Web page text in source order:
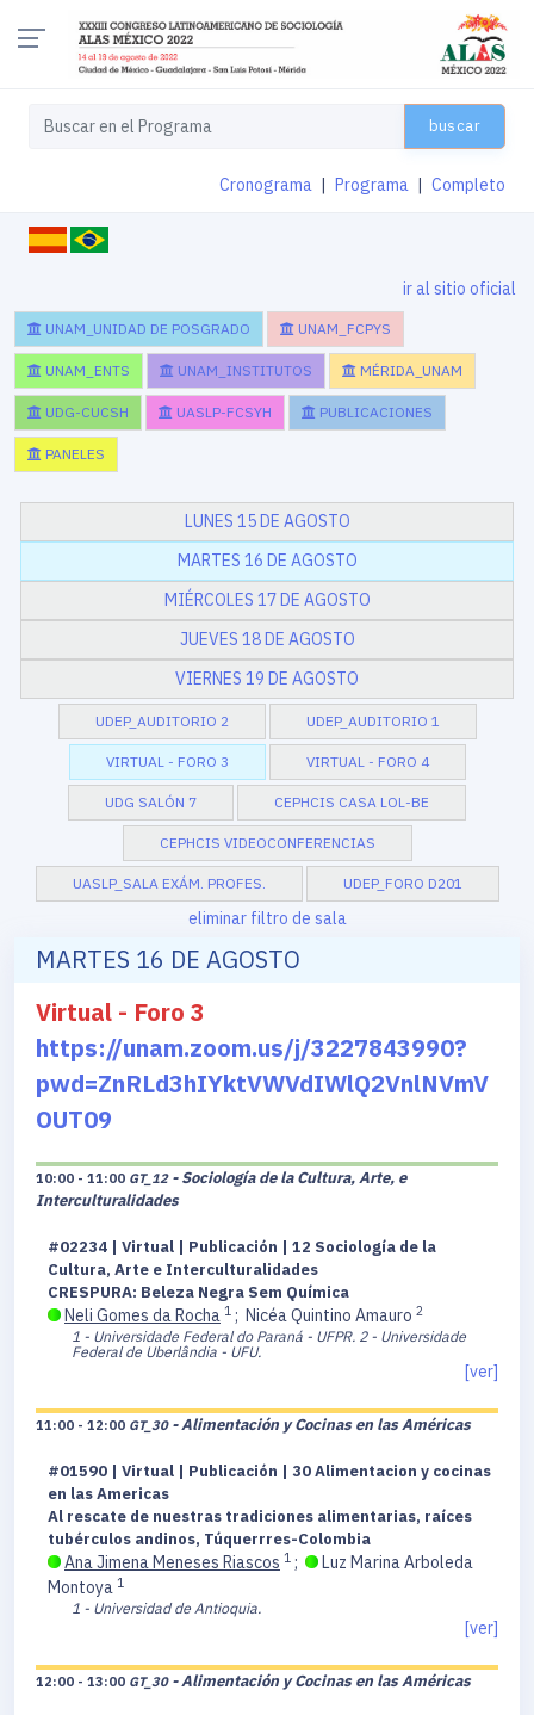
buscar
Cronograma Programa Completo
ir al sitio oficial
UNAM_UNIDAD DE POSGRADO UNAM_FCPYS
UNAM_ENTS UNAM_INSTITUTOS MÉRIDA_UNAM
UDG-CUCSH UASLP-FCSYH PUBLICACIONES
PANELES
LUNES 15 DE AGOSTO
MARTES 16 DE AGOSTO
MIÉRCOLES 17 DE AGOSTO
JUEVES 18 DE AGOSTO
VIERNES 19 DE AGOSTO
UDEP_AUDITORIO 2 UDEP_AUDITORIO 1
VIRTUAL - FORO 3 VIRTUAL - FORO 4
UDG SALÓN 7 CEPHCIS CASA LOL-BE
CEPHCIS VIDEOCONFERENCIAS
UASLP_SALA EXÁM. PROFES. UDEP_FORO D201
eliminar filtro de sala
MARTES 16 DE AGOSTO
Virtual - Foro 3
https://unam.zoom.us/j/3227843990?
pwd=ZnRLd3hIYktVWVdIWlQ2VnlNVmV
OUT09
10:00 - 11:00 GT_12 - Sociología de la Cultura, Arte, e
Interculturalidades
#02234 | Virtual | Publicación | 12 Sociología de la
Cultura, Arte e Interculturalidades
CRESPURA: Beleza Negra Sem Química
Neli Gomes da Rocha 1 ; Nicéa Quintino Amauro 2
1 - Universidade Federal do Paraná - UFPR. 2 - Universidade
Federal de Uberlândia - UFU.
[ver]
11:00 - 12:00 GT_30 - Alimentación y Cocinas en las Américas
#01590 | Virtual | Publicación | 30 Alimentacion y cocinas
en las Americas
Al rescate de nuestras tradiciones alimentarias, raíces
tubérculos andinos, Túquerrres-Colombia
Ana Jimena Meneses Riascos 1 ;
Luz Marina Arboleda
Montoya 1
1 - Universidad de Antioquia.
[ver]
12:00 - 13:00 GT_30 - Alimentación y Cocinas en las Américas